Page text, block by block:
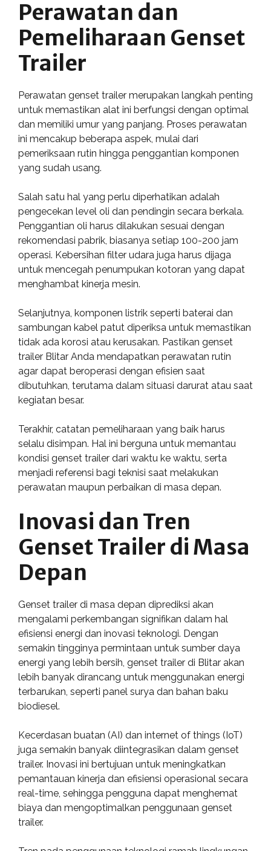
Perawatan dan
Pemeliharaan Genset
Trailer
Perawatan genset trailer merupakan langkah penting
untuk memastikan alat ini berfungsi dengan optimal
dan memiliki umur yang panjang. Proses perawatan
ini mencakup beberapa aspek, mulai dari
pemeriksaan rutin hingga penggantian komponen
yang sudah usang.
Salah satu hal yang perlu diperhatikan adalah
pengecekan level oli dan pendingin secara berkala.
Penggantian oli harus dilakukan sesuai dengan
rekomendasi pabrik, biasanya setiap 100-200 jam
operasi. Kebersihan filter udara juga harus dijaga
untuk mencegah penumpukan kotoran yang dapat
menghambat kinerja mesin.
Selanjutnya, komponen listrik seperti baterai dan
sambungan kabel patut diperiksa untuk memastikan
tidak ada korosi atau kerusakan. Pastikan genset
trailer Blitar Anda mendapatkan perawatan rutin
agar dapat beroperasi dengan efisien saat
dibutuhkan, terutama dalam situasi darurat atau saat
kegiatan besar.
Terakhir, catatan pemeliharaan yang baik harus
selalu disimpan. Hal ini berguna untuk memantau
kondisi genset trailer dari waktu ke waktu, serta
menjadi referensi bagi teknisi saat melakukan
perawatan maupun perbaikan di masa depan.
Inovasi dan Tren
Genset Trailer di Masa
Depan
Genset trailer di masa depan diprediksi akan
mengalami perkembangan signifikan dalam hal
efisiensi energi dan inovasi teknologi. Dengan
semakin tingginya permintaan untuk sumber daya
energi yang lebih bersih, genset trailer di Blitar akan
lebih banyak dirancang untuk menggunakan energi
terbarukan, seperti panel surya dan bahan baku
biodiesel.
Kecerdasan buatan (AI) dan internet of things (IoT)
juga semakin banyak diintegrasikan dalam genset
trailer. Inovasi ini bertujuan untuk meningkatkan
pemantauan kinerja dan efisiensi operasional secara
real-time, sehingga pengguna dapat menghemat
biaya dan mengoptimalkan penggunaan genset
trailer.